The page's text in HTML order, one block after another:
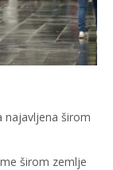
najavljena širom
širom zemlje